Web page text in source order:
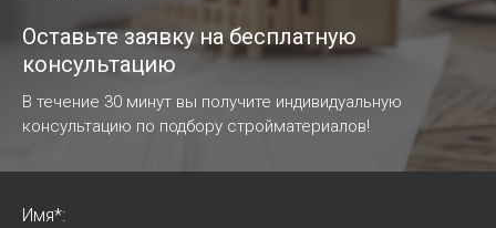
Оставьте заявку на бесплатную
консультацию
В течение 30 минут вы получите индивидуальную
консультацию по подбору стройматериалов!
Имя*: